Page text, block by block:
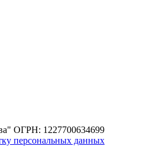
ОГРН: 1227700634699
персональных данных